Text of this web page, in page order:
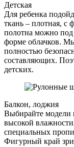
Детская
Для ребенка
ткань – плотная, с
полотна можно под
форме облачков.
полностью
составляющих.
детских.
Балкон, лоджия
Выбирайте модели
высокой
специальных
Фигурный край